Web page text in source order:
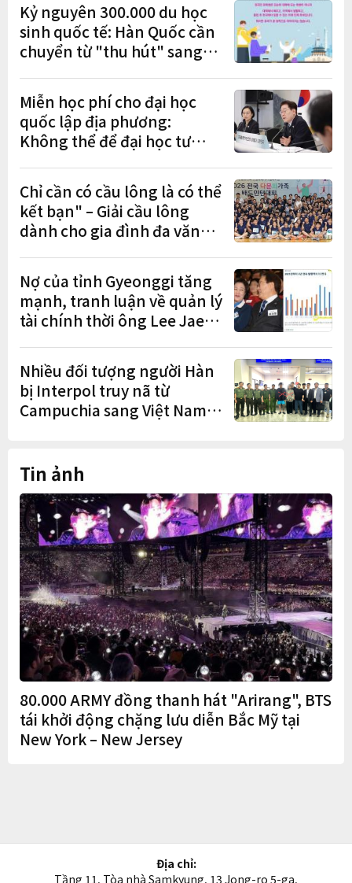
Kỷ nguyên 300.000 du học
sinh quốc tế: Hàn Quốc cần
chuyển từ "thu hút" sang
cư"
Miễn học phí cho đại học
quốc lập địa phương:
Không thể để đại học tư
Chỉ cần có cầu lông là có thể
kết bạn" – Giải cầu lông
dành cho gia đình đa văn
Nợ của tỉnh Gyeonggi tăng
mạnh, tranh luận về quản lý
tài chính thời ông Lee Jae-
Nhiều đối tượng người Hàn
bị Interpol truy nã từ
Campuchia sang Việt Nam
Tin ảnh
80.000 ARMY đồng thanh hát "Arirang", BTS
tái khởi động chặng lưu diễn Bắc Mỹ tại
New York – New Jersey
Địa chỉ:
Tầng 11, Tòa nhà Samkyung, 13 Jong-ro 5-ga,